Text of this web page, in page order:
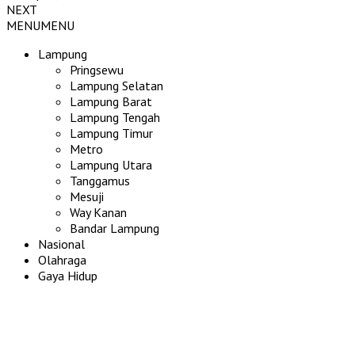
NEXT
MENUMENU
Lampung
Pringsewu
Lampung Selatan
Lampung Barat
Lampung Tengah
Lampung Timur
Metro
Lampung Utara
Tanggamus
Mesuji
Way Kanan
Bandar Lampung
Nasional
Olahraga
Gaya Hidup